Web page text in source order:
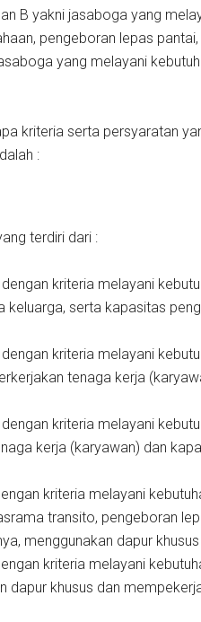
B yakni jasaboga yang
pengeboran lepas
yang melayani
kriteria serta persyaratan
:
terdiri dari :
kriteria melayani
keluarga, serta kapasitas
kriteria melayani
tenaga kerja
kriteria melayani
kerja (karyawan) dan
kriteria melayani
transito, pengeboran
menggunakan dapur
kriteria melayani
dapur khusus dan